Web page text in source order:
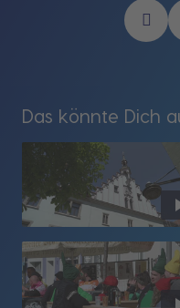
Das könnte Dich